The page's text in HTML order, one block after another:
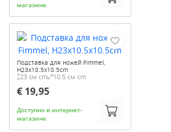
магазине
Подставка для ножей Fimmel,
H23x10.5x10.5cm
23 см cm 10.5 см cm
€ 19,95
Доступно в интернет-
магазине